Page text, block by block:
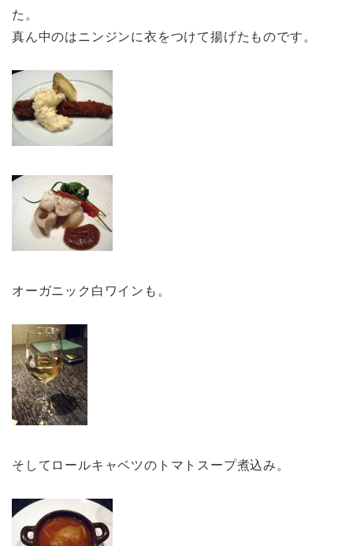
た。
真ん中のはニンジンに衣をつけて揚げたものです。
オーガニック白ワインも。
そしてロールキャベツのトマトスープ煮込み。